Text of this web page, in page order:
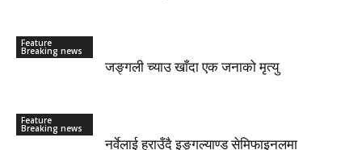
Feature
Breaking news
जङ्गली च्याउ खाँदा एक जनाको मृत्यु
Feature
Breaking news
नर्वेलाई हराउँदै इङ्गल्याण्ड सेमिफाइनलमा